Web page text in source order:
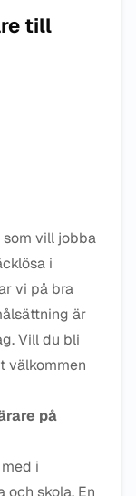
till
som vill jobba
i
vi på bra
är
Vill du bli
välkommen
på
i
skola. En